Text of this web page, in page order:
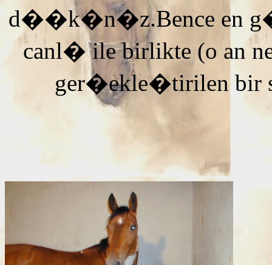
d��k�n�z.Bence en
canl� ile birlikte (o an
ger�ekle�tirilen bir